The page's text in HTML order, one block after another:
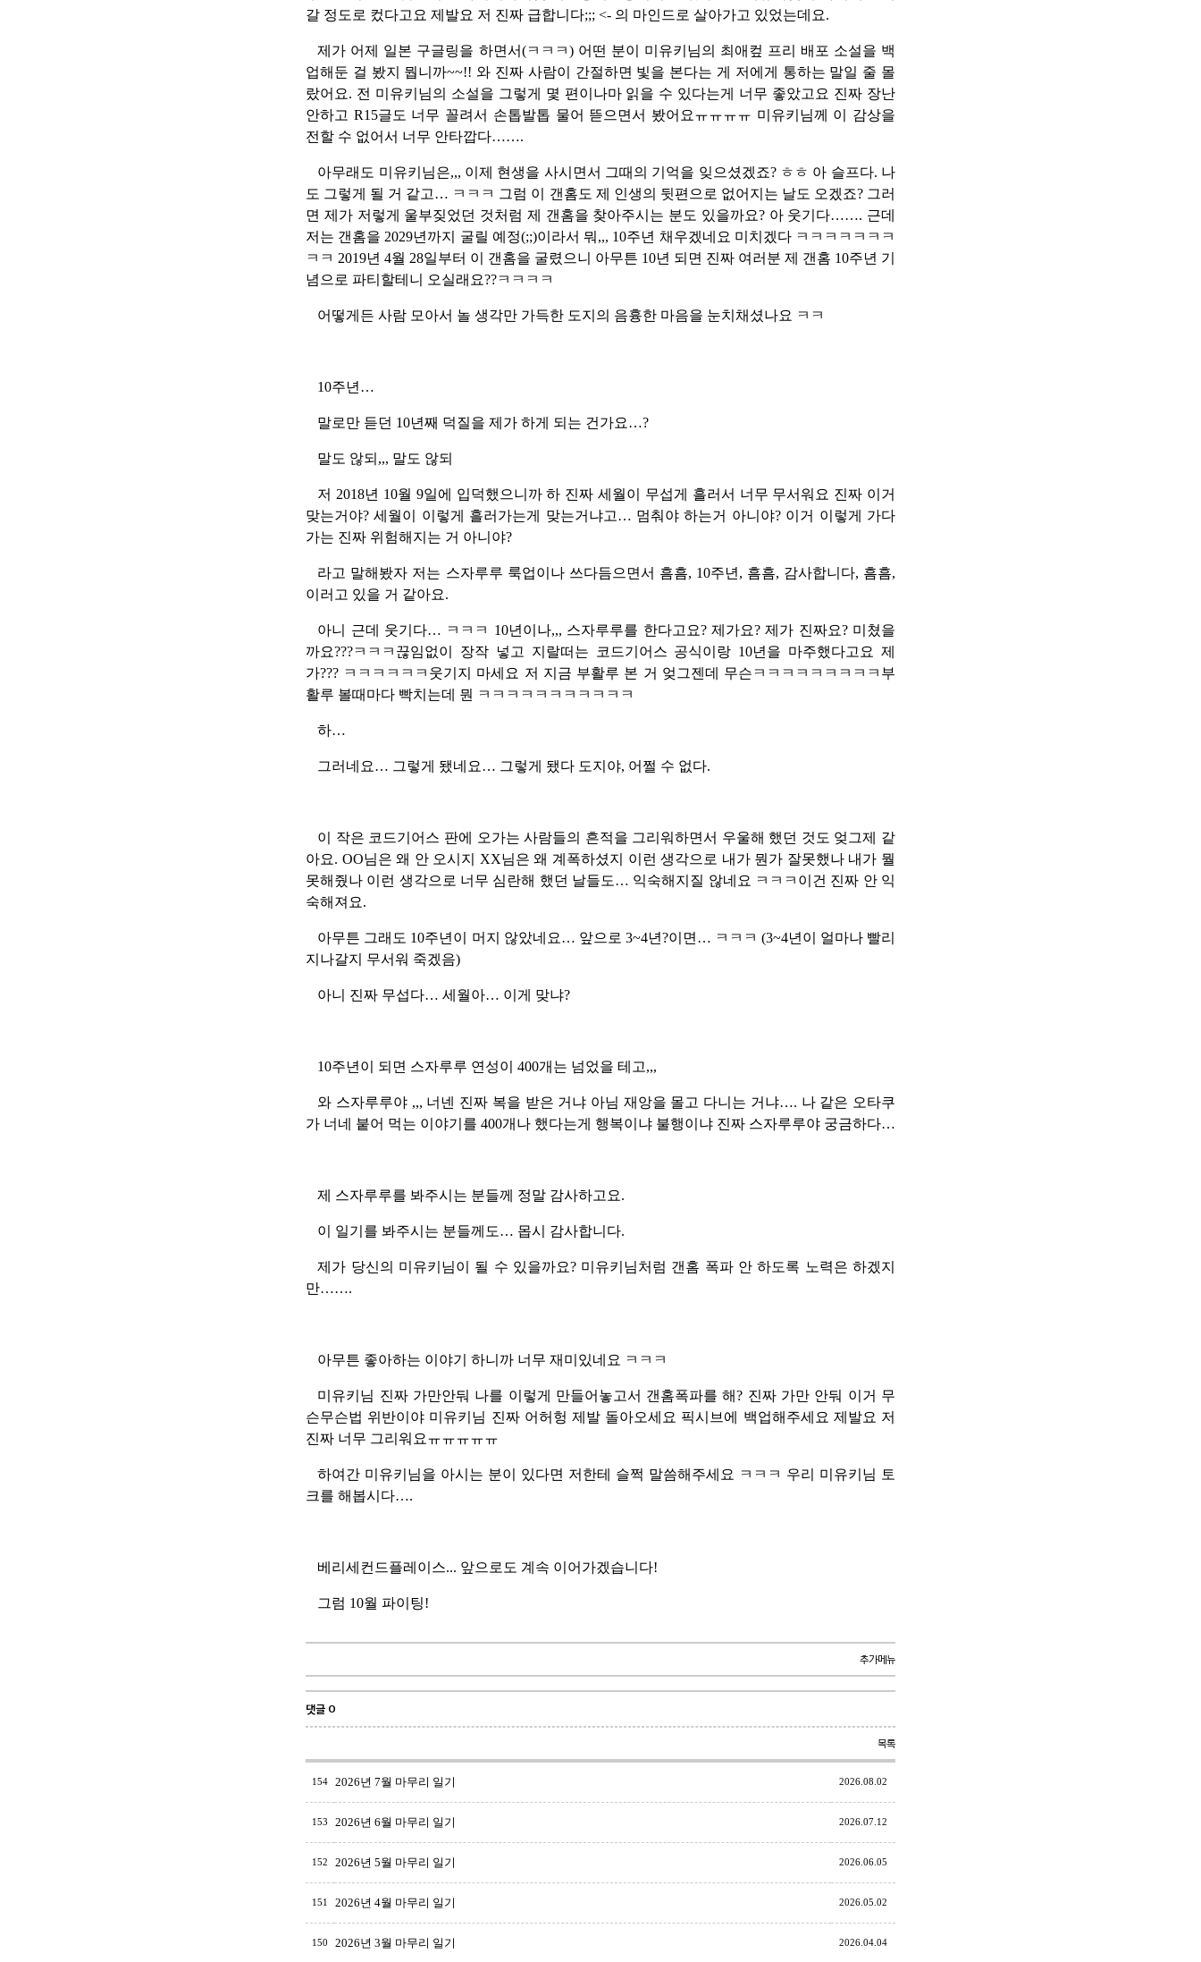
갈 정도로 컸다고요 제발요 저 진짜 급합니다;;; <- 의 마인드로 살아가고 있었는데요.
제가 어제 일본 구글링을 하면서(ㅋㅋㅋ) 어떤 분이 미유키님의 최애컾 프리 배포 소설을 백
업해둔 걸 봤지 뭡니까~~!! 와 진짜 사람이 간절하면 빛을 본다는 게 저에게 통하는 말일 줄 몰
랐어요. 전 미유키님의 소설을 그렇게 몇 편이나마 읽을 수 있다는게 너무 좋았고요 진짜 장난
안하고 R15글도 너무 꼴려서 손톱발톱 물어 뜯으면서 봤어요ㅠㅠㅠㅠ 미유키님께 이 감상을
전할 수 없어서 너무 안타깝다…….
아무래도 미유키님은,,, 이제 현생을 사시면서 그때의 기억을 잊으셨겠죠? ㅎㅎ 아 슬프다. 나
도 그렇게 될 거 같고… ㅋㅋㅋ 그럼 이 갠홈도 제 인생의 뒷편으로 없어지는 날도 오겠죠? 그러
면 제가 저렇게 울부짖었던 것처럼 제 갠홈을 찾아주시는 분도 있을까요? 아 웃기다……. 근데
저는 갠홈을 2029년까지 굴릴 예정(;;)이라서 뭐,,, 10주년 채우겠네요 미치겠다 ㅋㅋㅋㅋㅋㅋㅋ
ㅋㅋ 2019년 4월 28일부터 이 갠홈을 굴렸으니 아무튼 10년 되면 진짜 여러분 제 갠홈 10주년 기
념으로 파티할테니 오실래요??ㅋㅋㅋㅋ
어떻게든 사람 모아서 놀 생각만 가득한 도지의 음흉한 마음을 눈치채셨나요 ㅋㅋ
10주년…
말로만 듣던 10년째 덕질을 제가 하게 되는 건가요…?
말도 않되,,, 말도 않되
저 2018년 10월 9일에 입덕했으니까 하 진짜 세월이 무섭게 흘러서 너무 무서워요 진짜 이거
맞는거야? 세월이 이렇게 흘러가는게 맞는거냐고… 멈춰야 하는거 아니야? 이거 이렇게 가다
가는 진짜 위험해지는 거 아니야?
라고 말해봤자 저는 스자루루 룩업이나 쓰다듬으면서 흠흠, 10주년, 흠흠, 감사합니다, 흠흠,
이러고 있을 거 같아요.
아니 근데 웃기다… ㅋㅋㅋ 10년이나,,, 스자루루를 한다고요? 제가요? 제가 진짜요? 미쳤을
까요???ㅋㅋㅋ끊임없이 장작 넣고 지랄떠는 코드기어스 공식이랑 10년을 마주했다고요 제
가??? ㅋㅋㅋㅋㅋㅋ웃기지 마세요 저 지금 부활루 본 거 엊그젠데 무슨ㅋㅋㅋㅋㅋㅋㅋㅋㅋ부
활루 볼때마다 빡치는데 뭔 ㅋㅋㅋㅋㅋㅋㅋㅋㅋㅋㅋ
하…
그러네요… 그렇게 됐네요… 그렇게 됐다 도지야, 어쩔 수 없다.
이 작은 코드기어스 판에 오가는 사람들의 흔적을 그리워하면서 우울해 했던 것도 엊그제 같
아요. OO님은 왜 안 오시지 XX님은 왜 계폭하셨지 이런 생각으로 내가 뭔가 잘못했나 내가 뭘
못해줬나 이런 생각으로 너무 심란해 했던 날들도… 익숙해지질 않네요 ㅋㅋㅋ이건 진짜 안 익
숙해져요.
아무튼 그래도 10주년이 머지 않았네요… 앞으로 3~4년?이면… ㅋㅋㅋ (3~4년이 얼마나 빨리
지나갈지 무서워 죽겠음)
아니 진짜 무섭다… 세월아… 이게 맞냐?
10주년이 되면 스자루루 연성이 400개는 넘었을 테고,,,
와 스자루루야 ,,, 너넨 진짜 복을 받은 거냐 아님 재앙을 몰고 다니는 거냐…. 나 같은 오타쿠
가 너네 붙어 먹는 이야기를 400개나 했다는게 행복이냐 불행이냐 진짜 스자루루야 궁금하다…
제 스자루루를 봐주시는 분들께 정말 감사하고요.
이 일기를 봐주시는 분들께도… 몹시 감사합니다.
제가 당신의 미유키님이 될 수 있을까요? 미유키님처럼 갠홈 폭파 안 하도록 노력은 하겠지
만…….
아무튼 좋아하는 이야기 하니까 너무 재미있네요 ㅋㅋㅋ
미유키님 진짜 가만안둬 나를 이렇게 만들어놓고서 갠홈폭파를 해? 진짜 가만 안둬 이거 무
슨무슨법 위반이야 미유키님 진짜 어허헝 제발 돌아오세요 픽시브에 백업해주세요 제발요 저
진짜 너무 그리워요ㅠㅠㅠㅠㅠ
하여간 미유키님을 아시는 분이 있다면 저한테 슬쩍 말씀해주세요 ㅋㅋㅋ 우리 미유키님 토
크를 해봅시다….
베리세컨드플레이스... 앞으로도 계속 이어가겠습니다!
그럼 10월 파이팅!
추가메뉴
댓글 0
목록
154 2026년 7월 마무리 일기 2026.08.02
153 2026년 6월 마무리 일기 2026.07.12
152 2026년 5월 마무리 일기 2026.06.05
151 2026년 4월 마무리 일기 2026.05.02
150 2026년 3월 마무리 일기 2026.04.04